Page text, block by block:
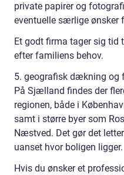
private papirer og
eventuelle særlige ønsker
Et godt firma tager sig tid
efter familiens behov.
5. geografisk dækning og
På Sjælland findes der
regionen, både i
samt i større byer som
Næstved. Det gør det
uanset hvor boligen ligger.
Hvis du ønsker et